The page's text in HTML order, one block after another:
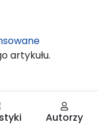
artykułu.
Autorzy